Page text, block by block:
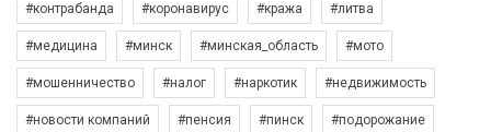
#контрабанда #коронавирус #кража #литва
#медицина #минск #минская_область #мото
#мошенничество #налог #наркотик #недвижимость
#новости компаний #пенсия #пинск #подорожание